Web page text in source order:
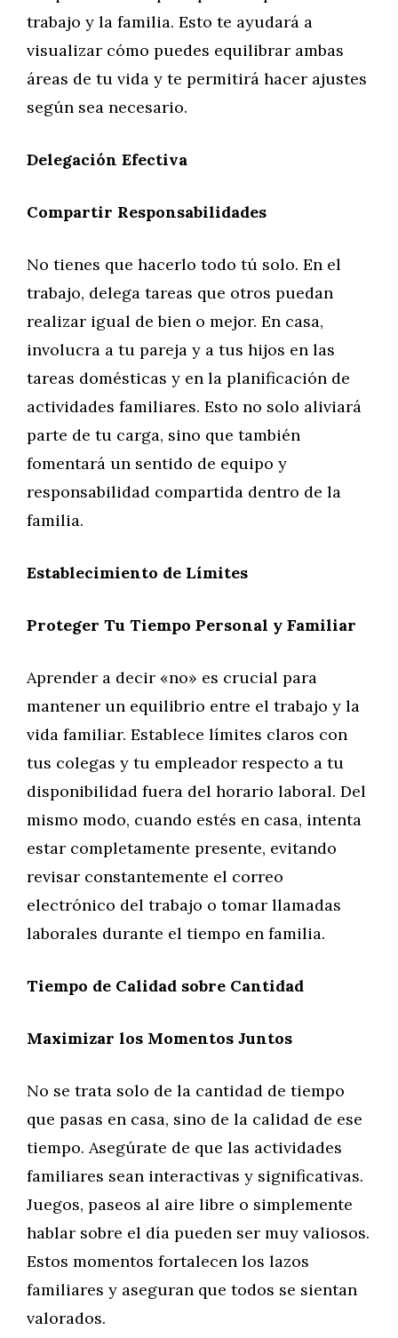
trabajo y la familia. Esto te ayudará a
visualizar cómo puedes equilibrar ambas
áreas de tu vida y te permitirá hacer ajustes
según sea necesario.
Delegación Efectiva
Compartir Responsabilidades
No tienes que hacerlo todo tú solo. En el
trabajo, delega tareas que otros puedan
realizar igual de bien o mejor. En casa,
involucra a tu pareja y a tus hijos en las
tareas domésticas y en la planificación de
actividades familiares. Esto no solo aliviará
parte de tu carga, sino que también
fomentará un sentido de equipo y
responsabilidad compartida dentro de la
familia.
Establecimiento de Límites
Proteger Tu Tiempo Personal y Familiar
Aprender a decir «no» es crucial para
mantener un equilibrio entre el trabajo y la
vida familiar. Establece límites claros con
tus colegas y tu empleador respecto a tu
disponibilidad fuera del horario laboral. Del
mismo modo, cuando estés en casa, intenta
estar completamente presente, evitando
revisar constantemente el correo
electrónico del trabajo o tomar llamadas
laborales durante el tiempo en familia.
Tiempo de Calidad sobre Cantidad
Maximizar los Momentos Juntos
No se trata solo de la cantidad de tiempo
que pasas en casa, sino de la calidad de ese
tiempo. Asegúrate de que las actividades
familiares sean interactivas y significativas.
Juegos, paseos al aire libre o simplemente
hablar sobre el día pueden ser muy valiosos.
Estos momentos fortalecen los lazos
familiares y aseguran que todos se sientan
valorados.